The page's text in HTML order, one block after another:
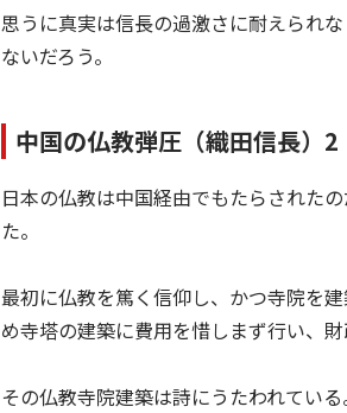
思うに真実は信長の過激さに耐えられ
ないだろう。
中国の仏教弾圧（織田信長）2
日本の仏教は中国経由でもたらされた
た。
最初に仏教を篤く信仰し、かつ寺院を
め寺塔の建築に費用を惜しまず行い、
その仏教寺院建築は詩にうたわれている